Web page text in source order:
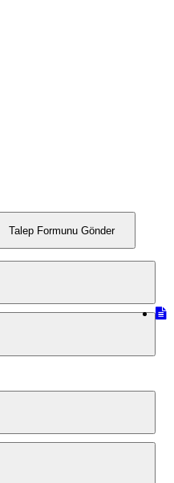
Talep Formunu Gönder